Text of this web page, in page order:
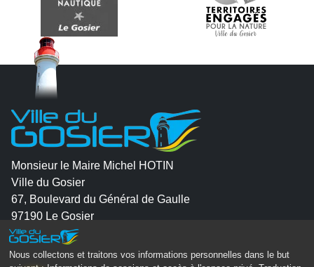
Nous collectons et traitons vos informations personnelles dans le but
Monsieur le Maire Michel HOTIN
Ville du Gosier
67, Boulevard du Général de Gaulle
97190 Le Gosier
Tél.05 90 84 86 86